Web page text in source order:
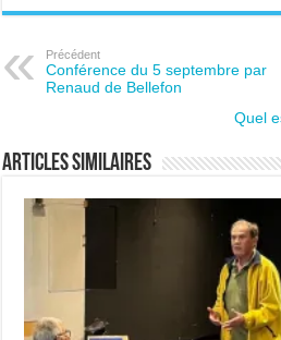
Précédent
Conférence du 5 septembre par
Renaud de Bellefon
Quel
Articles similaires